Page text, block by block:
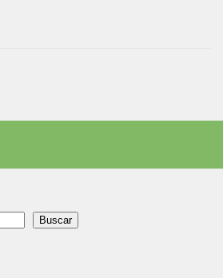
Buscar